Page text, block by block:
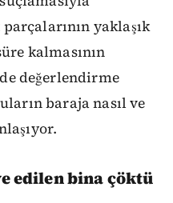
yaklaşık
kalmasının
değerlendirme
baraja nasıl ve
edilen bina çöktü